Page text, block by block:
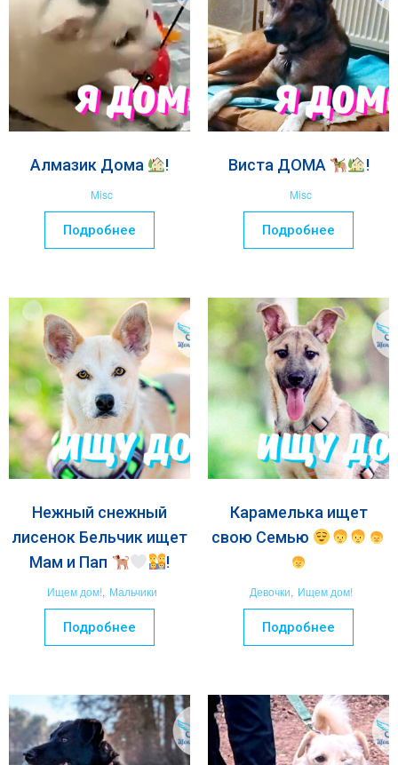
Алмазик Дома !
Misc
Подробнее
Виста ДОМА !
Misc
Подробнее
Нежный снежный
лисенок Бельчик ищет
Мам и Пап
!
Ищем дом!, Мальчики
Подробнее
Карамелька ищет
свою Семью
Девочки, Ищем дом!
Подробнее